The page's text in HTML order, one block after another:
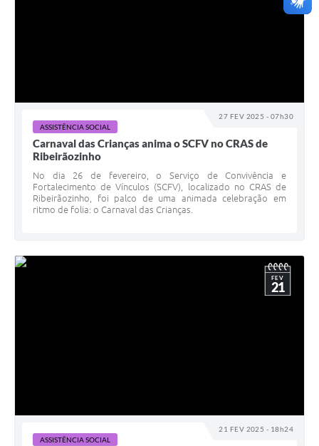
27 FEV 2025 - 07h30
ASSISTÊNCIA SOCIAL
Carnaval das Crianças anima o SCFV no CRAS de
Ribeirãozinho
No dia 26 de fevereiro, o Serviço de Convivência e
Fortalecimento de Vínculos (SCFV), localizado no CRAS de
Ribeirãozinho, foi palco de uma animada celebração em
ritmo de folia: o Carnaval das Crianças.
21 FEV 2025 - 18h24
FEV
21
ASSISTÊNCIA SOCIAL